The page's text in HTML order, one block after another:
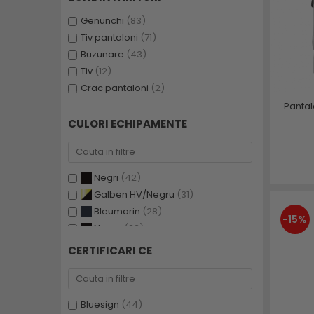
Genunchi (83)
Tiv pantaloni (71)
Buzunare (43)
Tiv (12)
Crac pantaloni (2)
CULORI ECHIPAMENTE
Negri (42)
Galben HV/Negru (31)
Bleumarin (28)
Negru
(23)
Portocaliu HV/Negru
Neagra(7)
CERTIFICARI CE
Bluesign (44)
-15%